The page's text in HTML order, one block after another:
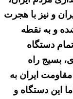
و نیز با هجرت
و به نقطه
است. قریب ۳۰سال تمام دستگاه
بسیج راه
مقاومت ایران به
این دستگاه و